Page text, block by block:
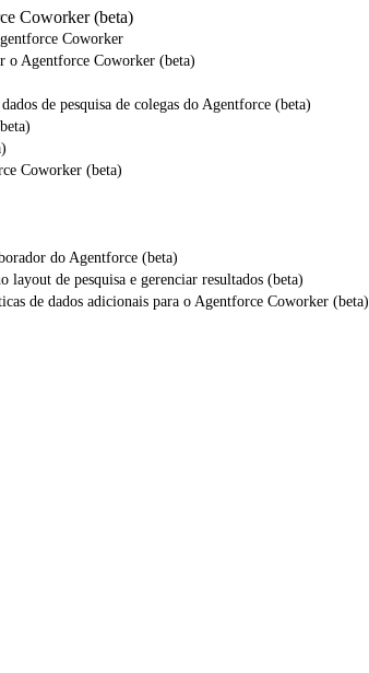
Coworker (beta)
Coworker
o Agentforce Coworker (beta)
de pesquisa de colegas do Agentforce (beta)
Coworker (beta)
do Agentforce (beta)
layout de pesquisa e gerenciar resultados (beta)
de dados adicionais para o Agentforce Coworker (beta)